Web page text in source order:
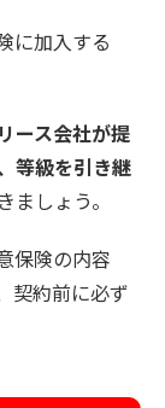
に加入する
ース会社が提
等級を引き継
ましょう。
保険の内容
契約前に必ず